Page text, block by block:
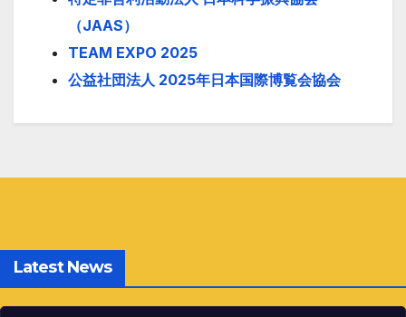
（JAAS）
TEAM EXPO 2025
公益社団法人 2025年日本国際博覧会協会
Latest News